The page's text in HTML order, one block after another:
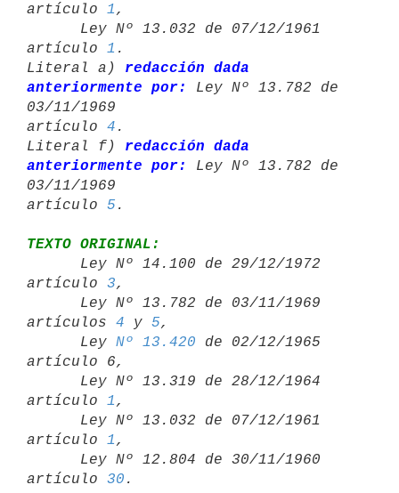
artículo 1 ,
artículo 1 .
Literal a) redacción dada
anteriormente por:
Ley Nº 13.782 de
03/11/1969
artículo 4 .
Literal f) redacción dada
anteriormente por:
Ley Nº 13.782 de
03/11/1969
artículo 5
TEXTO ORIGINAL:
artículo 3,
artículos 4 y 5,
      Ley
Nº 13.420 de 02/12/1965
artículo 6,
artículo 1 ,
artículo 1 ,
artículo 30